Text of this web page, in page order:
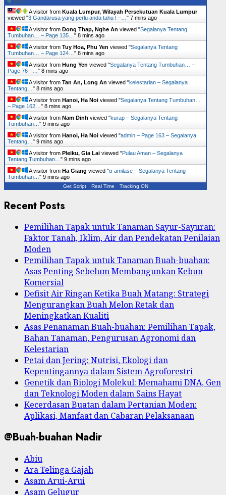
A visitor from Kuala Lumpur, Wilayah Persekutuan Kuala Lumpur
viewed "3 Gandarusa yang perlu anda tahu ! –… " 7 mins ago
A visitor from Dong Thap, Nghe An viewed "Segalanya Tentang
Tumbuhan… – Page 135… " 8 mins ago
A visitor from Tuy Hoa, Phu Yen viewed "Segalanya Tentang
Tumbuhan… – Page 124… " 8 mins ago
A visitor from Hung Yen viewed "Segalanya Tentang Tumbuhan… –
Page 76 –… " 8 mins ago
A visitor from Tan An, Long An viewed "kelestarian – Segalanya
Tentang… " 8 mins ago
A visitor from Hanoi, Ha Noi viewed "Segalanya Tentang Tumbuhan…
– Page 162… " 8 mins ago
A visitor from Nam Dinh viewed "kurap – Segalanya Tentang
Tumbuhan… " 9 mins ago
A visitor from Hanoi, Ha Noi viewed "admin – Page 163 – Segalanya
Tentang… " 9 mins ago
A visitor from Pleiku, Gia Lai viewed "Pulau Aman – Segalanya
Tentang Tumbuhan… " 9 mins ago
A visitor from Ha Giang viewed "α-amilase – Segalanya Tentang
Tumbuhan… " 9 mins ago
Get Script Real Time Tracking ON
Recent Posts
Pemilihan Tapak untuk Tanaman Sayur-Sayuran:
Faktor Tanah, Iklim, Air dan Pendekatan Penilaian
Moden
Pemilihan Tapak untuk Tanaman Buah-buahan:
Asas Penting Sebelum Membangunkan Kebun
Komersial
Defisit Air Ringan Ketika Buah Matang: Strategi
Mengurangkan Buah Melon Retak dan
Meningkatkan Kualiti
Asas Penanaman Buah-buahan: Pemilihan Tapak,
Bahan Tanaman, Pengurusan Agronomi dan
Kelestarian
Petai dan Jering: Nutrisi, Ekologi dan
Kepentingannya dalam Sistem Agroforestri
Genetik dan Biologi Molekul: Memahami DNA, Gen
dan Teknologi Moden dalam Sains Hayat
Kecerdasan Buatan dalam Pertanian Moden:
Aplikasi, Manfaat dan Cabaran Pelaksanaan
@Buah-buahan Nadir
Abiu
Ara Telinga Gajah
Asam Arui-Arui
Asam Gelugur